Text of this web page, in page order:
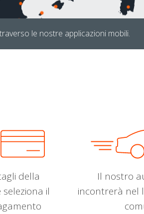
le nostre applicazioni mobili.
della
il
Il nostro
incontrerà nel